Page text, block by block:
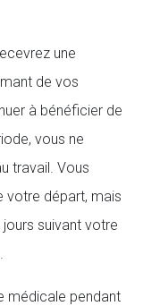
une
de vos
à bénéficier de
vous ne
travail. Vous
votre départ, mais
suivant votre
médicale pendant